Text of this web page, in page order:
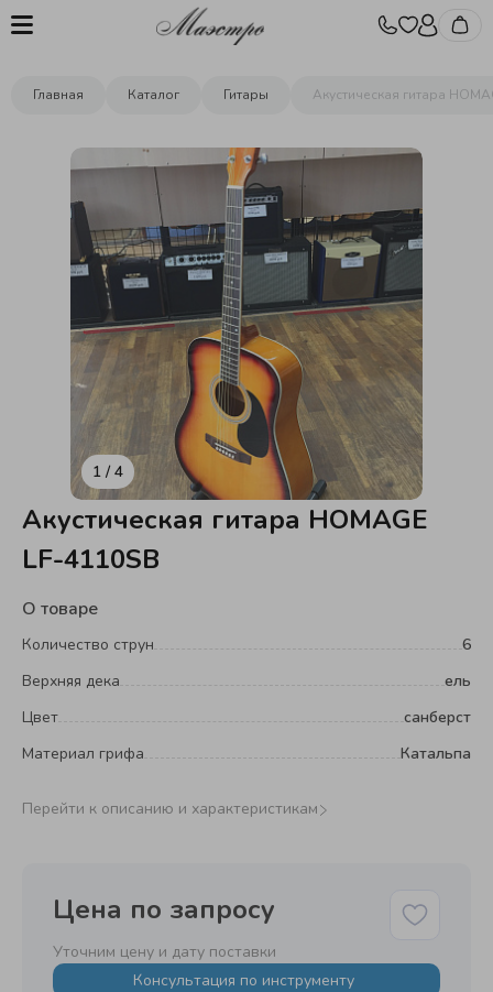
Главная Каталог Гитары Акустическая гитара
Акустическая гитара HOMAGE
LF-4110SB
О товаре
Количество струн
6
Верхняя дека
ель
Цвет
санберст
Материал грифа
Катальпа
Перейти к описанию и характеристикам
Цена по запросу
Уточним цену и дату поставки
Консультация по инструменту